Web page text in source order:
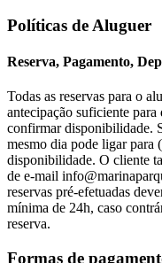
Políticas de Aluguer
Reserva, Pagamento,
Todas as reservas para o
antecipação suficiente para
confirmar disponibilidade.
mesmo dia pode ligar
disponibilidade. O cliente
de e-mail
reservas pré-efetuadas
mínima de 24h, caso
reserva.
Formas de